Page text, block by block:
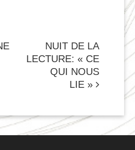
NUIT DE LA
LECTURE: « CE
QUI NOUS
LIE »